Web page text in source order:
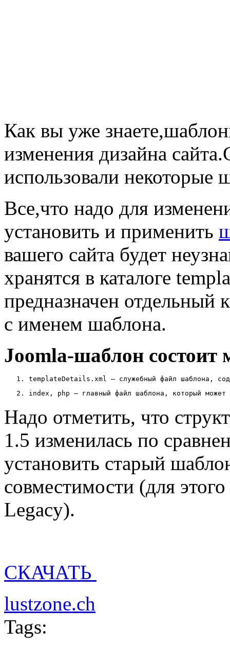
Как вы уже
изменения дизайна
использовали некоторые
Все,что надо для
установить и применить
вашего сайта будет
хранятся в каталоге
предназначен отдельный
с именем шаблона.
Joomla-шаблон
1. templateDetails.xml — служебный файл шаблона,
2. index, php — главный файл шаблона, который
Надо отметить, что
1.5 изменилась по
установить старый
совместимости (для
Legacy).
СКАЧАТЬ
lustzone.ch
Tags: